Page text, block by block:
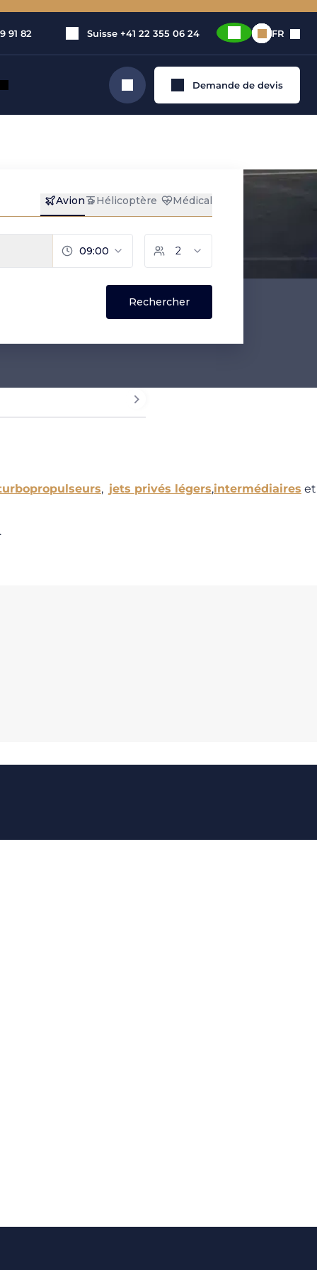
91 82 Suisse +41 22 355 06 24 FR
Rechercher Demande de devis
, jets privés légers,intermédiaires et
.